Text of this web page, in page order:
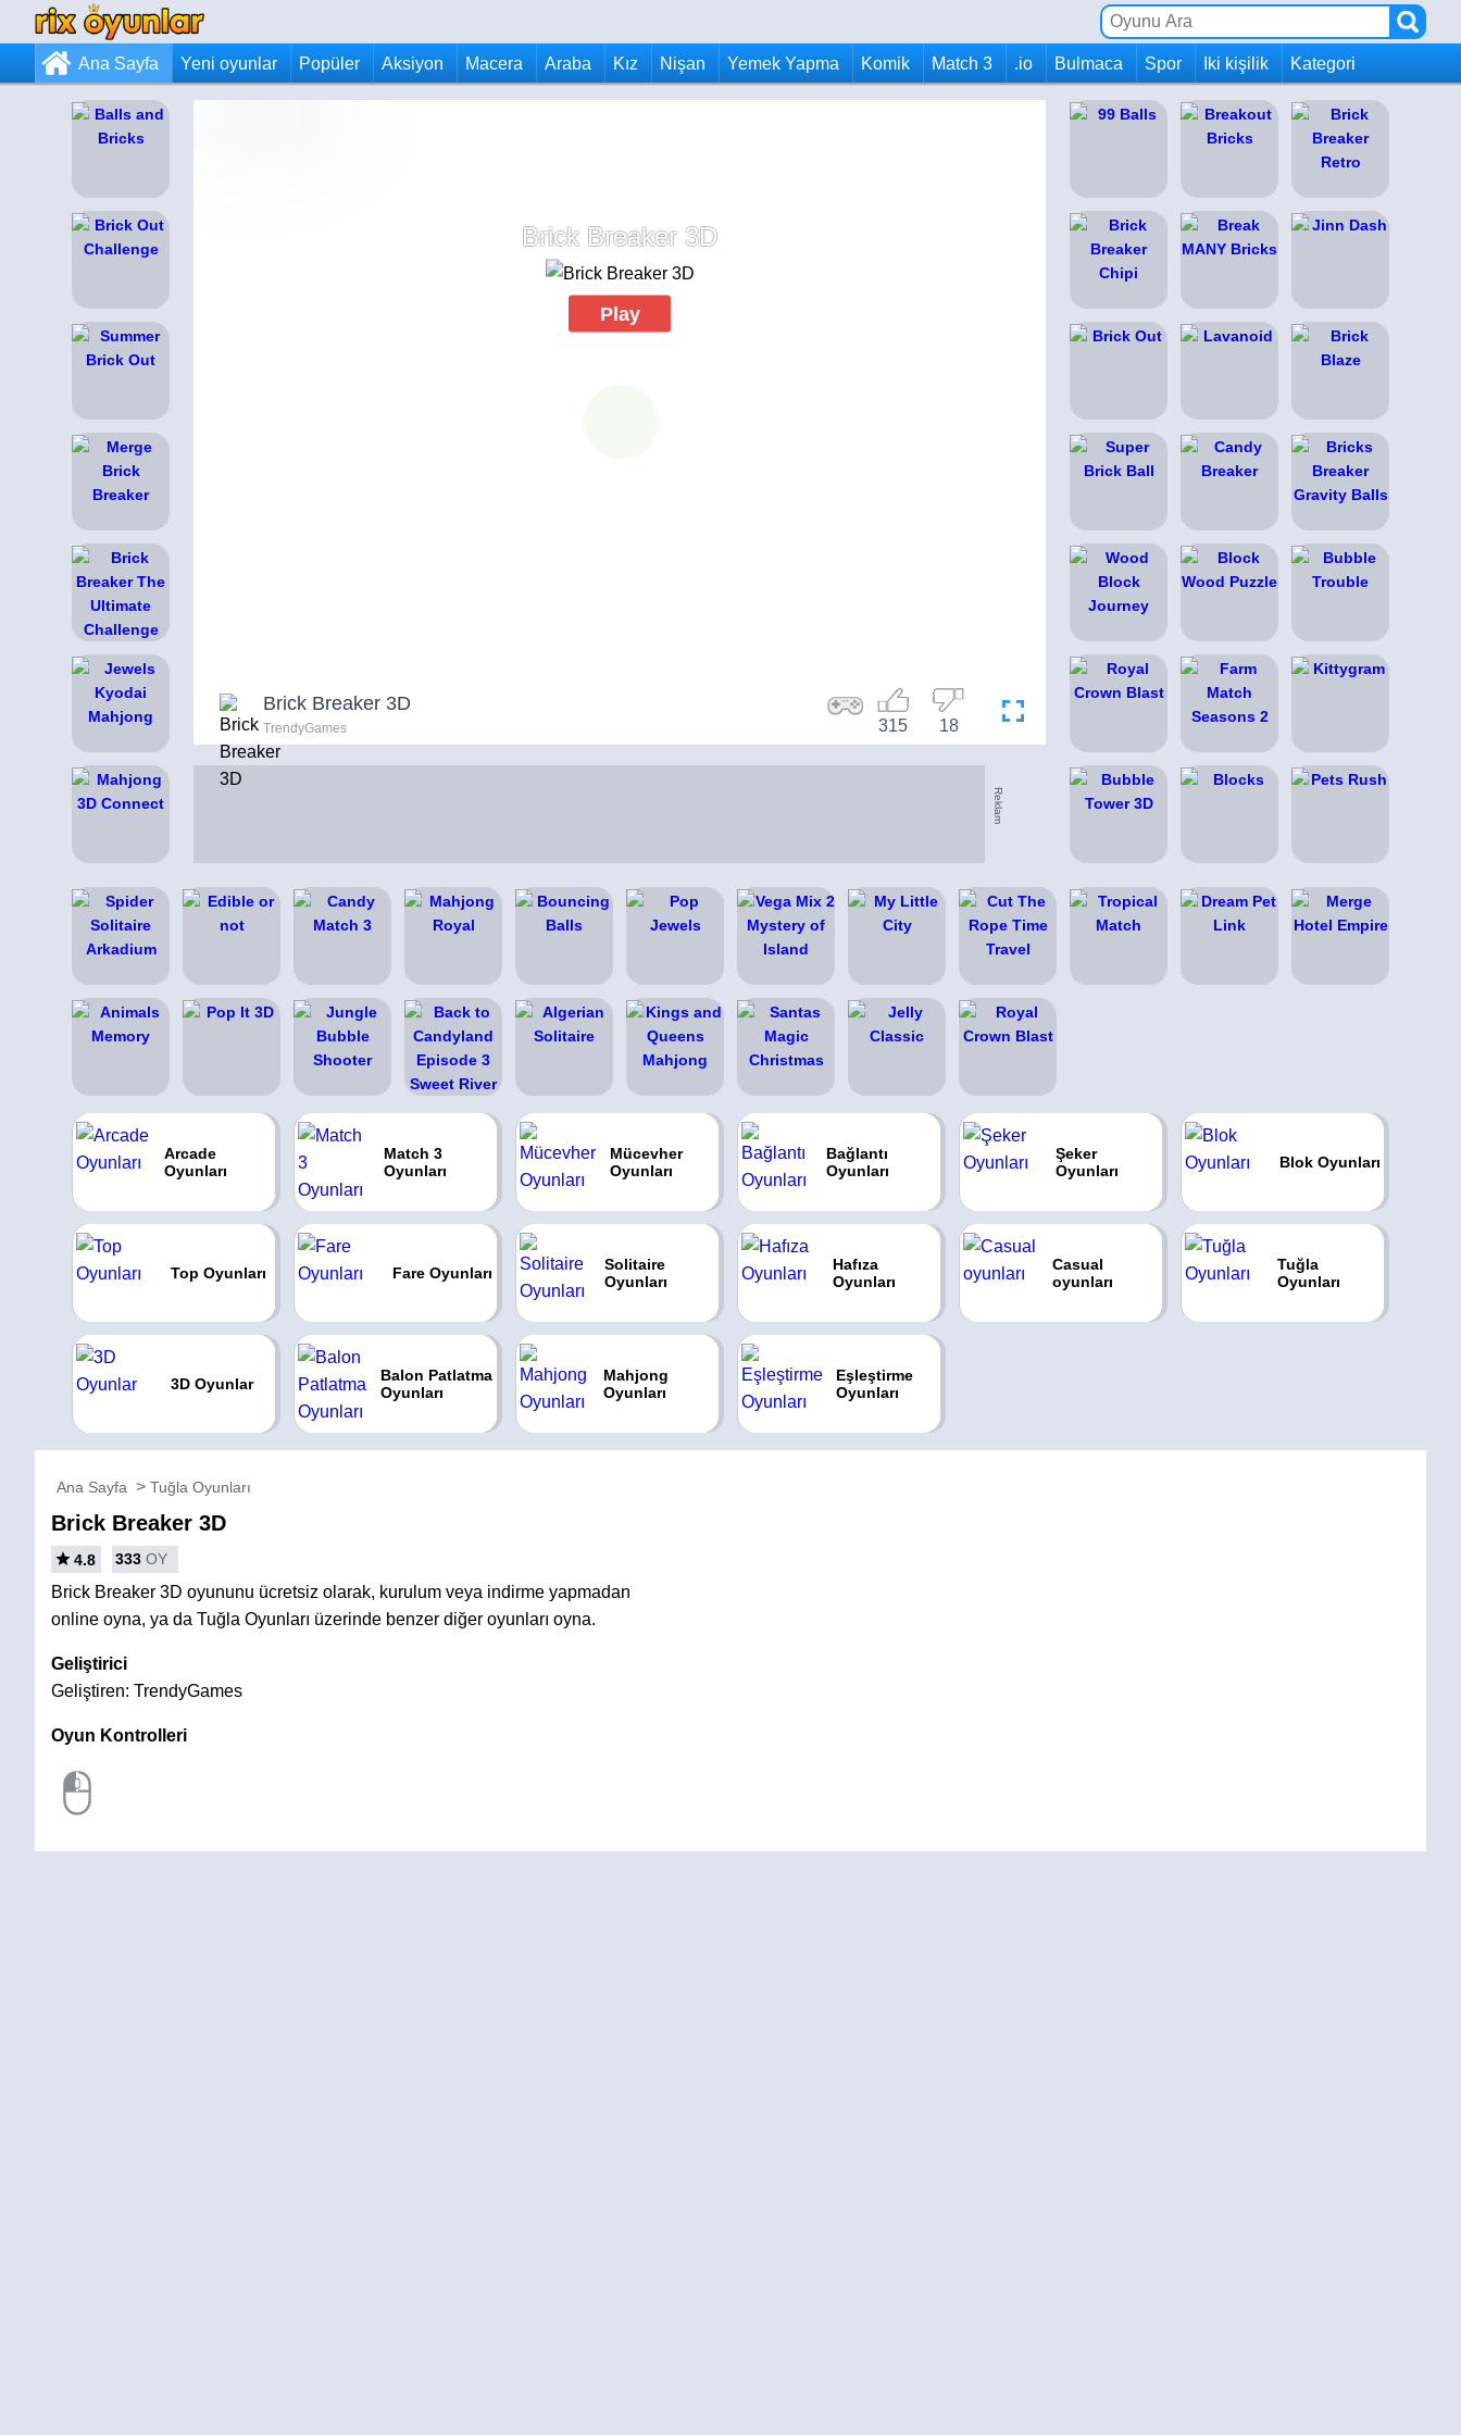
Ana Sayfa Yeni oyunlar Popüler Aksiyon Macera Araba Kız Nişan Yemek Yapma Komik Match 3 .io Bulmaca Spor Iki kişilik Kategori
Brick Breaker 3D
Play
Brick Breaker 3D
TrendyGames 18
315
Reklam
Arcade
Oyunları
Match 3
Oyunları
Mücevher
Oyunları
Bağlantı
Oyunları
Şeker
Oyunları
Blok Oyunları
Top Oyunları Fare Oyunları
Solitaire
Oyunları
Hafıza
Oyunları
Casual
oyunları
Tuğla
Oyunları
3D Oyunlar
Balon Patlatma
Oyunları
Mahjong
Oyunları
Eşleştirme
Oyunları
Ana Sayfa Tuğla Oyunları
Brick Breaker 3D
4.8 333 OY
Brick Breaker 3D oyununu ücretsiz olarak, kurulum veya indirme yapmadan
online oyna, ya da Tuğla Oyunları üzerinde benzer diğer oyunları oyna.
Geliştirici
Geliştiren: TrendyGames
Oyun Kontrolleri